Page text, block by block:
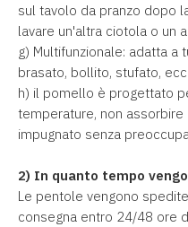
sul tavolo da pranzo dopo
lavare un'altra ciotola o un
g) Multifunzionale: adatta
brasato, bollito, stufato, ecc.
h) il pomello è progettato
temperature, non
impugnato senza
2) In quanto tempo
Le pentole vengono
consegna entro 24/48 ore